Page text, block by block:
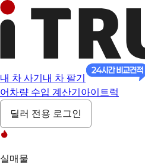
내 차 사기 내 차 팔기
어 차량 수입 계산기 아이트럭
딜러 전용 로그인
실매물